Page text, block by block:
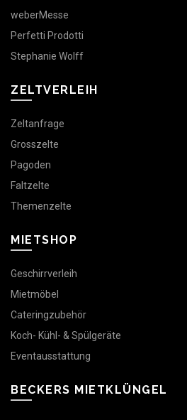
weberMesse
Perfetti Prodotti
Stephanie Wolff
ZELTVERLEIH
Zeltanfrage
Grosszelte
Pagoden
Faltzelte
Themenzelte
MIETSHOP
Geschirrverleih
Mietmöbel
Cateringzubehör
Koch- Kühl- & Spülgeräte
Eventausstattung
BECKERS MIETKLÜNGEL